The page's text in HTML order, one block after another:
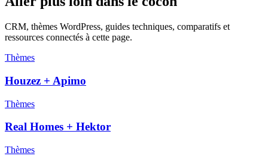
CRM, thèmes WordPress, guides techniques, comparatifs et
ressources connectés à cette page.
Thèmes
Houzez + Apimo
Thèmes
Real Homes + Hektor
Thèmes